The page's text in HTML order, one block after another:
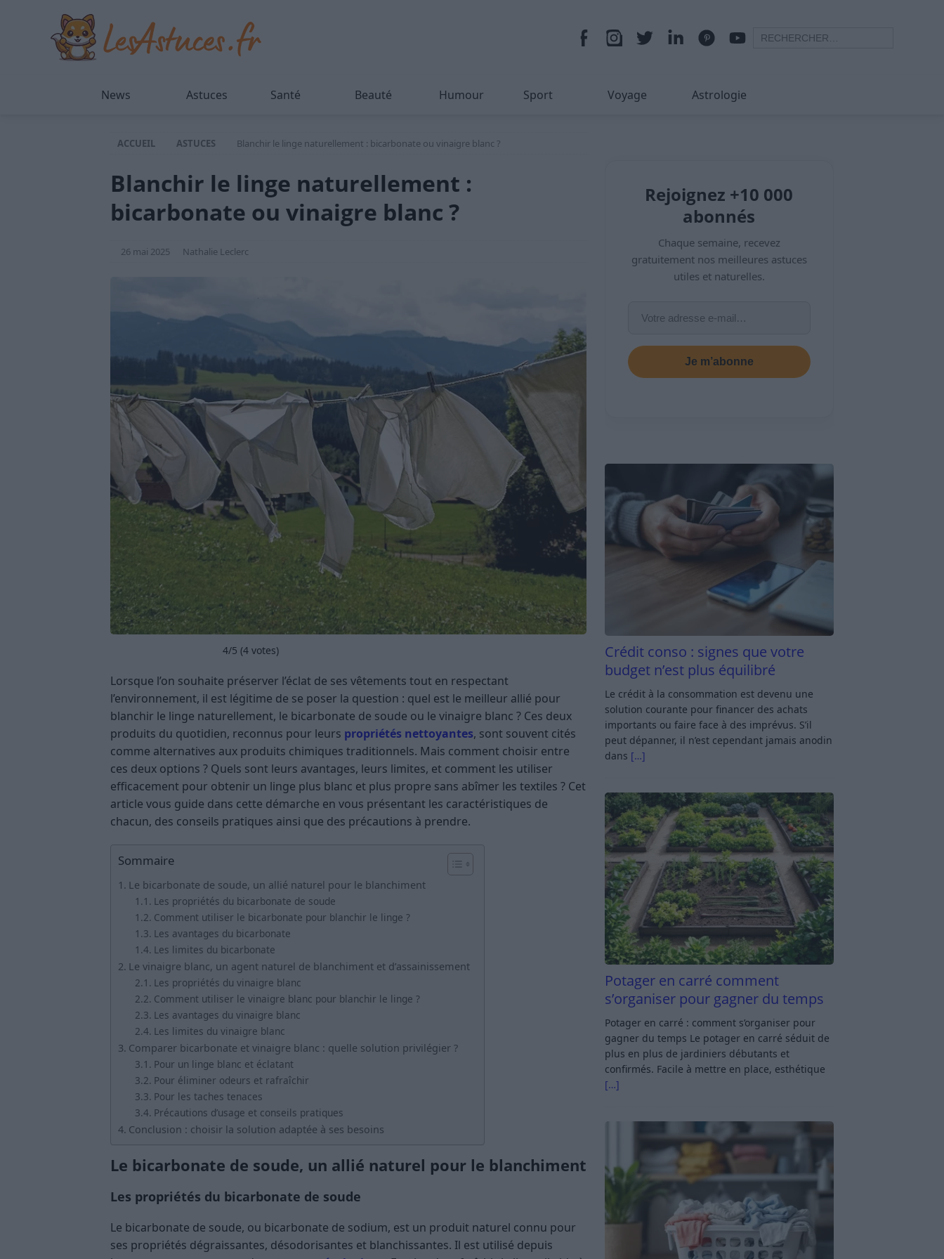
News Astuces Santé Beauté Humour Sport Voyage Astrologie
ACCUEIL ASTUCES Blanchir le linge naturellement : bicarbonate ou vinaigre blanc ?
Blanchir le linge naturellement :
bicarbonate ou vinaigre blanc ?
26 mai 2025 Nathalie Leclerc
4/5 (4 votes)
Lorsque l’on souhaite préserver l’éclat de ses vêtements tout en respectant
l’environnement, il est légitime de se poser la question : quel est le meilleur allié pour
blanchir le linge naturellement, le bicarbonate de soude ou le vinaigre blanc ? Ces deux
produits du quotidien, reconnus pour leurs propriétés nettoyantes, sont souvent cités
comme alternatives aux produits chimiques traditionnels. Mais comment choisir entre
ces deux options ? Quels sont leurs avantages, leurs limites, et comment les utiliser
efficacement pour obtenir un linge plus blanc et plus propre sans abîmer les textiles ? Cet
article vous guide dans cette démarche en vous présentant les caractéristiques de
chacun, des conseils pratiques ainsi que des précautions à prendre.
Sommaire
Le bicarbonate de soude, un allié naturel pour le blanchiment
Les propriétés du bicarbonate de soude
Comment utiliser le bicarbonate pour blanchir le linge ?
Les avantages du bicarbonate
Les limites du bicarbonate
Le vinaigre blanc, un agent naturel de blanchiment et d’assainissement
Les propriétés du vinaigre blanc
Comment utiliser le vinaigre blanc pour blanchir le linge ?
Les avantages du vinaigre blanc
Les limites du vinaigre blanc
Comparer bicarbonate et vinaigre blanc : quelle solution privilégier ?
Pour un linge blanc et éclatant
Pour éliminer odeurs et rafraîchir
Pour les taches tenaces
Précautions d’usage et conseils pratiques
Conclusion : choisir la solution adaptée à ses besoins
Le bicarbonate de soude, un allié naturel pour le blanchiment
Les propriétés du bicarbonate de soude
Le bicarbonate de soude, ou bicarbonate de sodium, est un produit naturel connu pour
ses propriétés dégraissantes, désodorisantes et blanchissantes. Il est utilisé depuis
Rejoignez +10 000
abonnés
Chaque semaine, recevez
gratuitement nos meilleures astuces
utiles et naturelles.
Je m’abonne
Crédit conso : signes que votre
budget n’est plus équilibré
Le crédit à la consommation est devenu une
solution courante pour financer des achats
importants ou faire face à des imprévus. S’il
peut dépanner, il n’est cependant jamais anodin
dans […]
Potager en carré comment
s’organiser pour gagner du temps
Potager en carré : comment s’organiser pour
gagner du temps Le potager en carré séduit de
plus en plus de jardiniers débutants et
confirmés. Facile à mettre en place, esthétique
[…]